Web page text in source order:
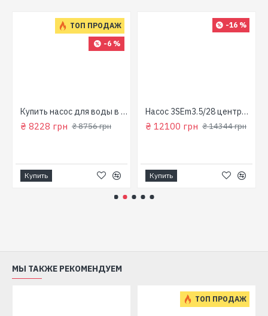
ТОП ПРОДАЖ
-6 %
Купить насос для воды в колодец (800 Вт, напор: 43м, производит: 90 л/мин) GARDEN 1000-4-Robot "NPO"
₴ 8228 грн ₴ 8756 грн
Купить
-16 %
Насос 3SEm3.5/28 центробежный скважинный 1,5кВт Н107м 90л/мин Ø80мм Aquatica Dongyin 777395
₴ 12100 грн ₴ 14344 грн
Купить
МЫ ТАКЖЕ РЕКОМЕНДУЕМ
ТОП ПРОДАЖ